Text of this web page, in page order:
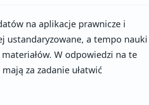
na aplikacje prawnicze i
ustandaryzowane, a tempo nauki
W odpowiedzi na te
za zadanie ułatwić